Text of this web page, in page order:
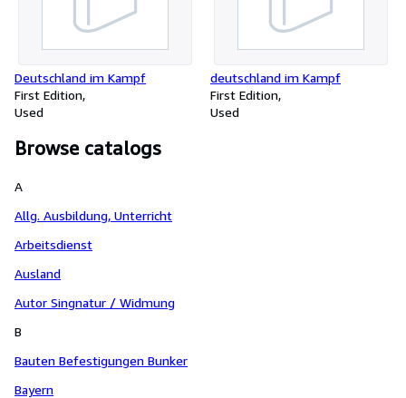
Deutschland im Kampf
First Edition
Used
deutschland im Kampf
First Edition
Used
Browse catalogs
A
Allg. Ausbildung, Unterricht
Arbeitsdienst
Ausland
Autor Singnatur / Widmung
B
Bauten Befestigungen Bunker
Bayern